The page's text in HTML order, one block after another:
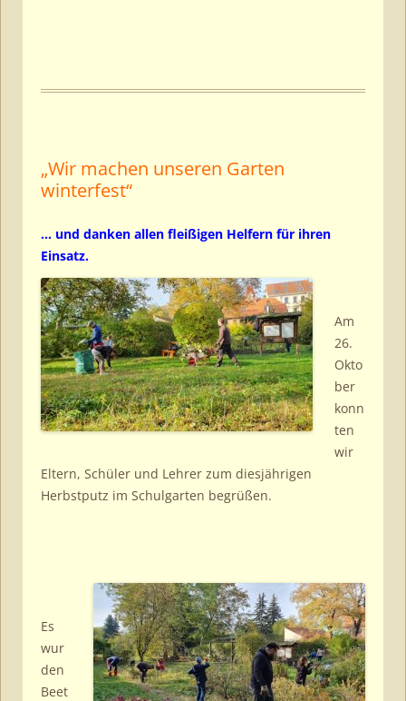
„Wir machen unseren Garten
winterfest“
… und danken allen fleißigen Helfern für ihren
Einsatz.
Am
26.
Okto
ber
konn
ten
wir
Eltern, Schüler und Lehrer zum diesjährigen
Herbstputz im Schulgarten begrüßen.
Es
wur
den
Beet